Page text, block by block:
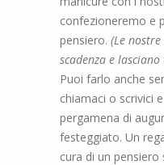
confezioneremo e
pensiero. (Le
scadenza e
Puoi farlo anche
chiamaci o scrivici
pergamena di
festeggiato. Un
cura di un